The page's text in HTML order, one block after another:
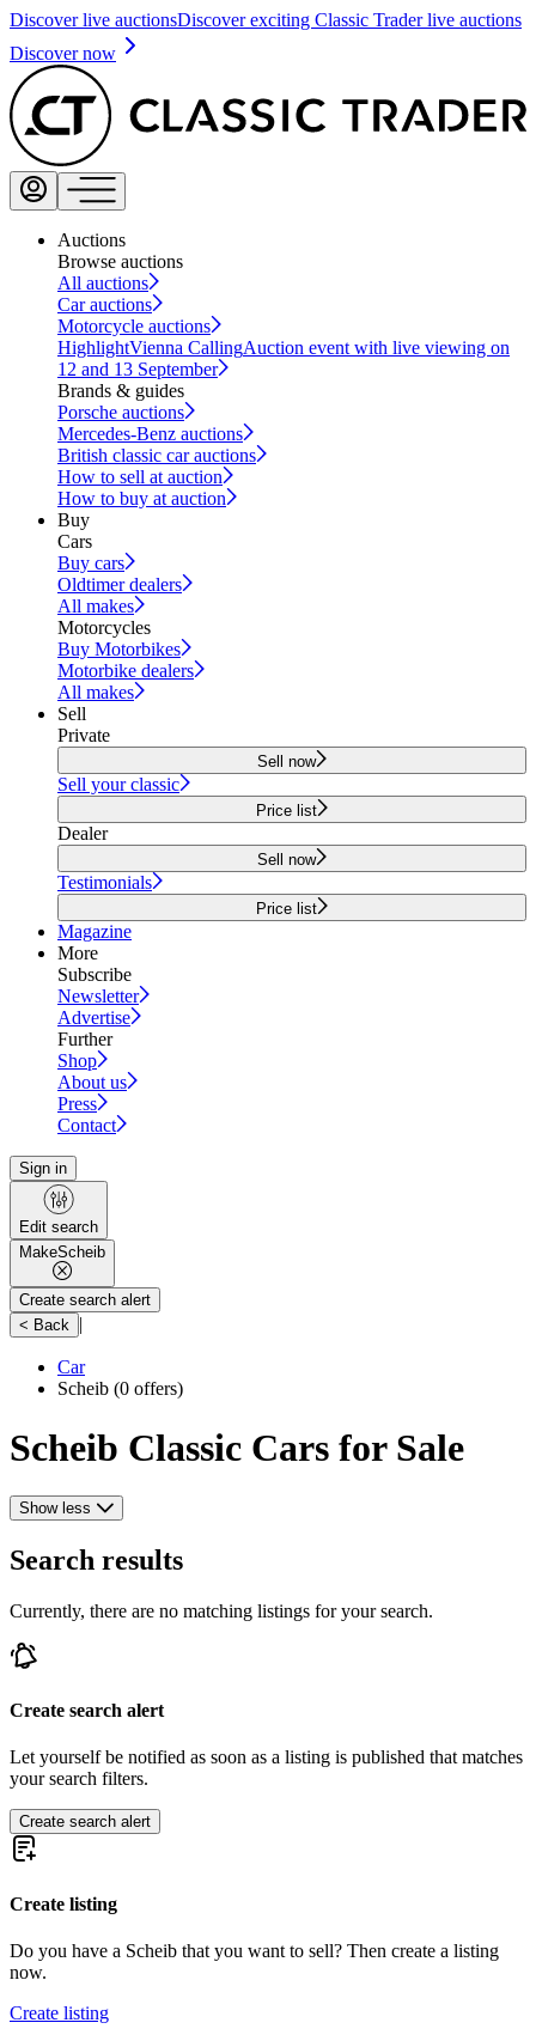
Discover live auctionsDiscover exciting Classic Trader live auctions
Discover now
Auctions
Browse auctions
All auctions
Car auctions
Motorcycle auctions
HighlightVienna CallingAuction event with live viewing on
12 and 13 September
Brands & guides
Porsche auctions
Mercedes-Benz auctions
British classic car auctions
How to sell at auction
How to buy at auction
Buy
Cars
Buy cars
Oldtimer dealers
All makes
Motorcycles
Buy Motorbikes
Motorbike dealers
All makes
Sell
Private
Sell now
Sell your classic
Price list
Dealer
Sell now
Testimonials
Price list
Magazine
More
Subscribe
Newsletter
Advertise
Further
Shop
About us
Press
Contact
Sign in
Edit search
MakeScheib
Create search alert
< Back |
Car
Scheib (0 offers)
Scheib Classic Cars for Sale
Show less
Search results
Currently, there are no matching listings for your search.
Create search alert
Let yourself be notified as soon as a listing is published that matches
your search filters.
Create search alert
Create listing
Do you have a Scheib that you want to sell? Then create a listing
now.
Create listing